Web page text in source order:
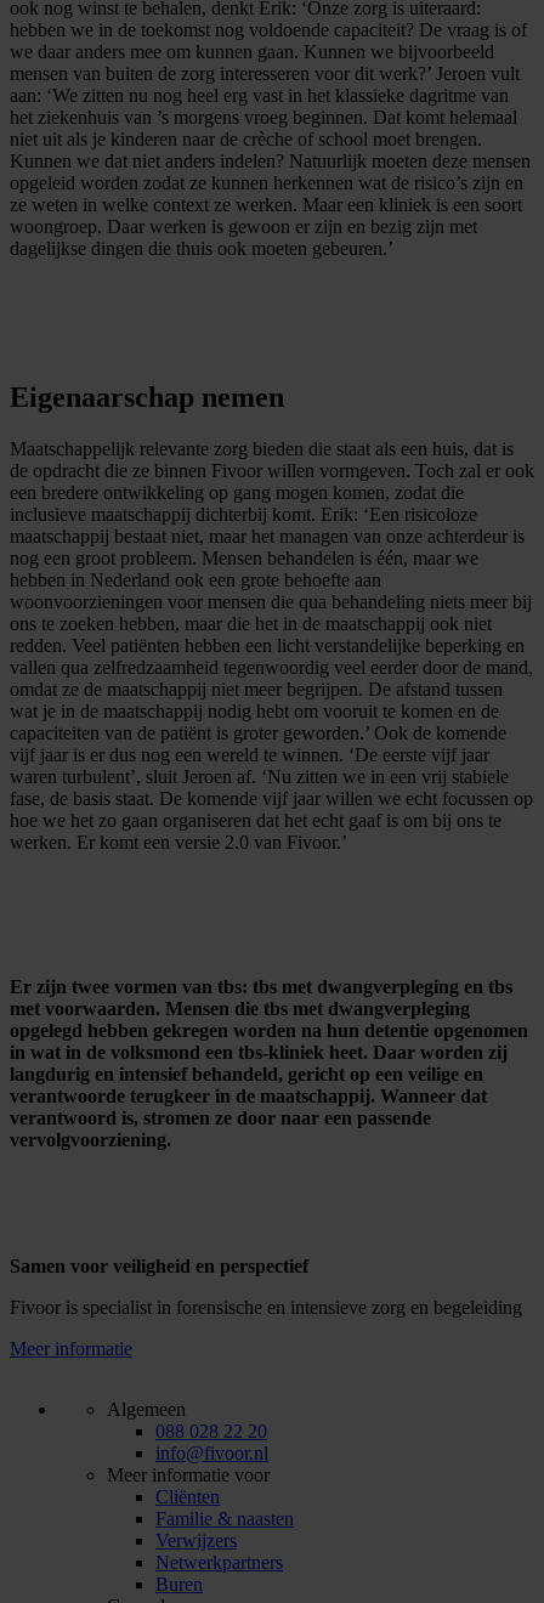
ook nog winst te behalen, denkt Erik: ‘Onze zorg is uiteraard:
hebben we in de toekomst nog voldoende capaciteit? De vraag is of
we daar anders mee om kunnen gaan. Kunnen we bijvoorbeeld
mensen van buiten de zorg interesseren voor dit werk?’ Jeroen vult
aan: ‘We zitten nu nog heel erg vast in het klassieke dagritme van
het ziekenhuis van ’s morgens vroeg beginnen. Dat komt helemaal
niet uit als je kinderen naar de crèche of school moet brengen.
Kunnen we dat niet anders indelen? Natuurlijk moeten deze mensen
opgeleid worden zodat ze kunnen herkennen wat de risico’s zijn en
ze weten in welke context ze werken. Maar een kliniek is een soort
woongroep. Daar werken is gewoon er zijn en bezig zijn met
dagelijkse dingen die thuis ook moeten gebeuren.’
Eigenaarschap nemen
Maatschappelijk relevante zorg bieden die staat als een huis, dat is
de opdracht die ze binnen Fivoor willen vormgeven. Toch zal er ook
een bredere ontwikkeling op gang mogen komen, zodat die
inclusieve maatschappij dichterbij komt. Erik: ‘Een risicoloze
maatschappij bestaat niet, maar het managen van onze achterdeur is
nog een groot probleem. Mensen behandelen is één, maar we
hebben in Nederland ook een grote behoefte aan
woonvoorzieningen voor mensen die qua behandeling niets meer bij
ons te zoeken hebben, maar die het in de maatschappij ook niet
redden. Veel patiënten hebben een licht verstandelijke beperking en
vallen qua zelfredzaamheid tegenwoordig veel eerder door de mand,
omdat ze de maatschappij niet meer begrijpen. De afstand tussen
wat je in de maatschappij nodig hebt om vooruit te komen en de
capaciteiten van de patiënt is groter geworden.’ Ook de komende
vijf jaar is er dus nog een wereld te winnen. ‘De eerste vijf jaar
waren turbulent’, sluit Jeroen af. ‘Nu zitten we in een vrij stabiele
fase, de basis staat. De komende vijf jaar willen we echt focussen op
hoe we het zo gaan organiseren dat het echt gaaf is om bij ons te
werken. Er komt een versie 2.0 van Fivoor.’
Er zijn twee vormen van tbs: tbs met dwangverpleging en tbs
met voorwaarden. Mensen die tbs met dwangverpleging
opgelegd hebben gekregen worden na hun detentie opgenomen
in wat in de volksmond een tbs-kliniek heet. Daar worden zij
langdurig en intensief behandeld, gericht op een veilige en
verantwoorde terugkeer in de maatschappij. Wanneer dat
verantwoord is, stromen ze door naar een passende
vervolgvoorziening.
Samen voor veiligheid en perspectief
Fivoor is specialist in forensische en intensieve zorg en begeleiding
Meer informatie
Algemeen
088 028 22 20
info@fivoor.nl
Meer informatie voor
Cliënten
Familie & naasten
Verwijzers
Netwerkpartners
Buren